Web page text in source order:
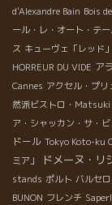
d'Alexandre Bain Bois
ール・レ・オート・テ
ス キューヴェ「レッド」
HORREUR DU VIDE ア
Cannes アクセル・プリ
然派ビストロ・Matsuki
ア・シャッカン・サ・
ドール Tokyo Koto-ku
ミア」
ドメーヌ・リ
stands ポルト バルセ
BUNON フレンチ